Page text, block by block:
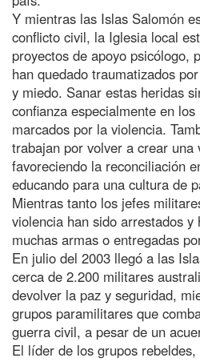
Y mientras las Islas Salomón
conflicto civil, la Iglesia local
proyectos de apoyo psicólogo,
han quedado traumatizados
y miedo. Sanar estas heridas
confianza especialmente en
marcados por la violencia.
trabajan por volver a crear una
favoreciendo la reconciliación
educando para una cultura de
Mientras tanto los jefes
violencia han sido arrestados y
muchas armas o entregadas
En julio del 2003 llegó a las
cerca de 2.200 militares
devolver la paz y seguridad,
grupos paramilitares que
guerra civil, a pesar de un
El líder de los grupos